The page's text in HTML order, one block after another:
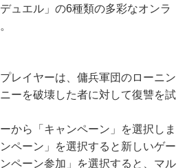
ュエル」の6種類の多彩なオンラ
レイヤーは、傭兵軍団のローニン
ーを破壊した者に対して復讐を試
から「キャンペーン」を選択しま
ペーン」を選択すると新しいゲー
ペーン参加」を選択すると、マル